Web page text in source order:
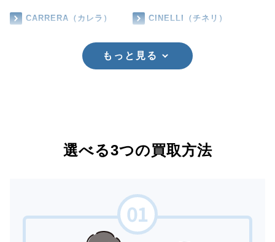
CARRERA（カレラ） CINELLI（チネリ）
もっと見る
選べる3つの買取方法